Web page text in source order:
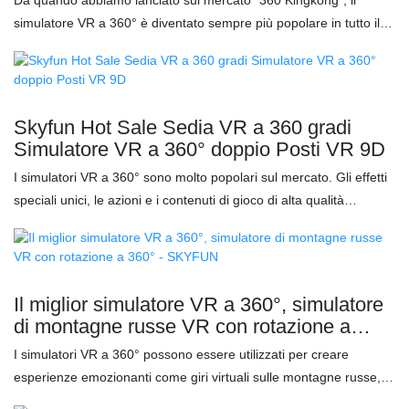
sicurezza 6 in 1 per una protezione completa ✅ Il cinturino per il
mento tiene gli occhiali e il cinturino per i piedi tiene le gambe ✅
Rotazione a 360 gradi, un'esperienza reale ed emozionante
simulatore VR a 360° è diventato sempre più popolare in tutto il
speciali e i film di alta qualità hanno fatto un'ottima impressione.
Nel 2023, abbiamo deciso di lanciare un altro modello VR a 360°
✅ Cambia il colore della luce premendo il telecomando per
selezionare il colore o lascia che il colore cambi automaticamente
✅ Il sedile può ruotare di 360 gradi e oscillare su e giù ✅ Il sedile
è dotato di cinture di sicurezza per il corpo e i piedi ✅ C'è uno
schermo da 32 pollici sulla parte superiore della macchina che
può riprodurre lo schermo di gioco in tempo reale ✅ Dotato di film
dinosauri, ecc.
Skyfun Hot Sale Sedia VR a 360 gradi
Simulatore VR a 360° doppio Posti VR 9D
I simulatori VR a 360° sono molto popolari sul mercato. Gli effetti
speciali unici, le azioni e i contenuti di gioco di alta qualità
possono esplorare questo mondo virtuale a 360°. Il simulatore VR
Il miglior simulatore VR a 360°, simulatore
di montagne russe VR con rotazione a
360° - SKYFUN
I simulatori VR a 360° possono essere utilizzati per creare
esperienze emozionanti come giri virtuali sulle montagne russe,